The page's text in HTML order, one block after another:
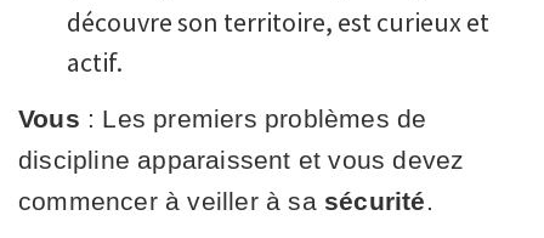
découvre son territoire, est curieux et
actif.
Vous : Les premiers problèmes de
discipline apparaissent et vous devez
commencer à veiller à sa sécurité